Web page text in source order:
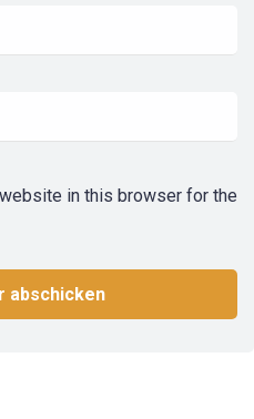
in this browser for the